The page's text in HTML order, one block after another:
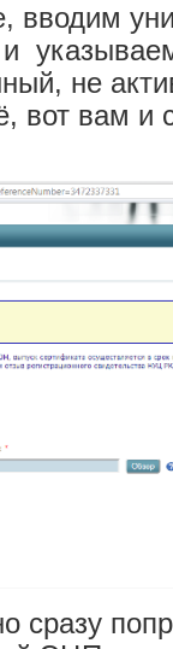
вводим
не
вот вам и
сразу